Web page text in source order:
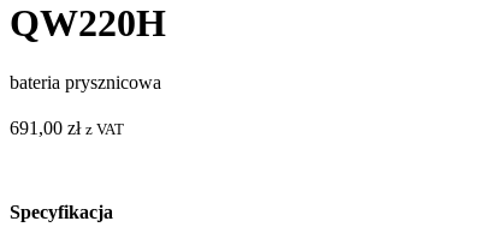
QW220H
bateria prysznicowa
691,00 zł z VAT
Specyfikacja